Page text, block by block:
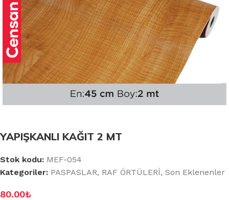
YAPIŞKANLI KAĞIT 2 MT
Stok kodu: MEF-054
Kategoriler: PASPASLAR, RAF ÖRTÜLERİ, Son Eklenenler
80.00₺